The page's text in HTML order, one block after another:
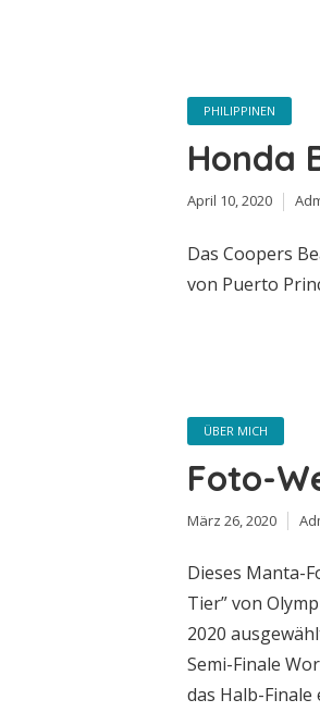
PHILIPPINEN
Honda
April 10, 2020
Das Coopers
von Puerto
ÜBER MICH
Foto-
März 26, 2020
Dieses Manta-
Tier” von
2020
Semi-Finale
das Halb-